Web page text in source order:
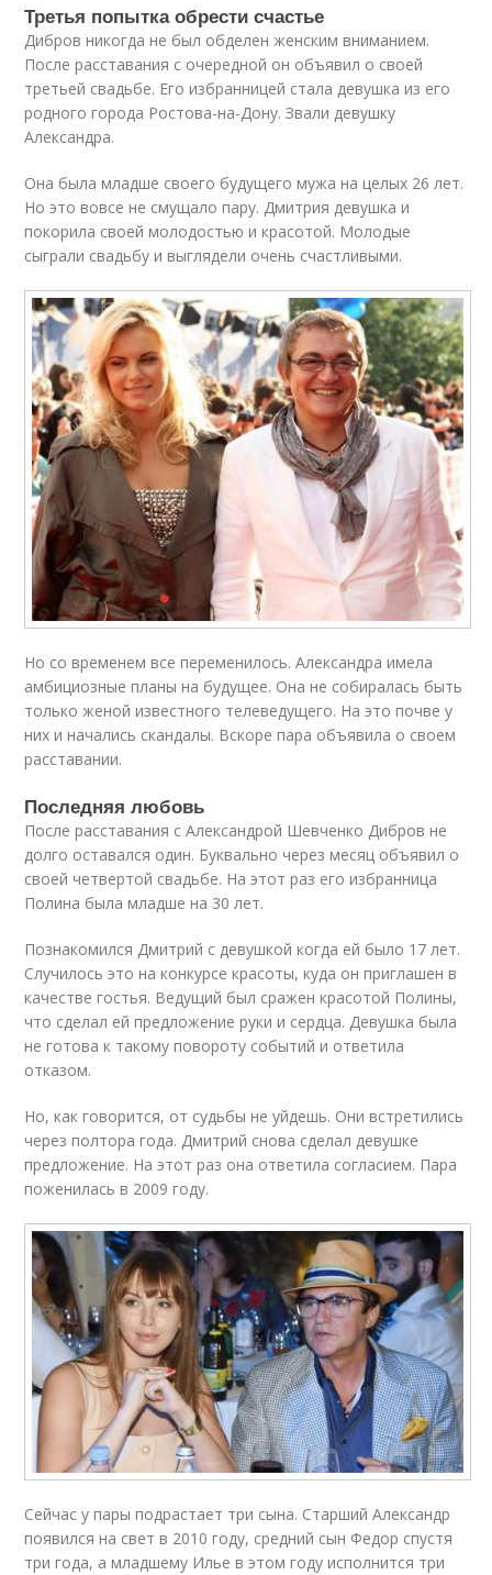
Третья попытка обрести счастье
Дибров никогда не был обделен женским вниманием.
После расставания с очередной он объявил о своей
третьей свадьбе. Его избранницей стала девушка из его
родного города Ростова-на-Дону. Звали девушку
Александра.
Она была младше своего будущего мужа на целых 26 лет.
Но это вовсе не смущало пару. Дмитрия девушка и
покорила своей молодостью и красотой. Молодые
сыграли свадьбу и выглядели очень счастливыми.
Но со временем все переменилось. Александра имела
амбициозные планы на будущее. Она не собиралась быть
только женой известного телеведущего. На это почве у
них и начались скандалы. Вскоре пара объявила о своем
расставании.
Последняя любовь
После расставания с Александрой Шевченко Дибров не
долго оставался один. Буквально через месяц объявил о
своей четвертой свадьбе. На этот раз его избранница
Полина была младше на 30 лет.
Познакомился Дмитрий с девушкой когда ей было 17 лет.
Случилось это на конкурсе красоты, куда он приглашен в
качестве гостья. Ведущий был сражен красотой Полины,
что сделал ей предложение руки и сердца. Девушка была
не готова к такому повороту событий и ответила
отказом.
Но, как говорится, от судьбы не уйдешь. Они встретились
через полтора года. Дмитрий снова сделал девушке
предложение. На этот раз она ответила согласием. Пара
поженилась в 2009 году.
Сейчас у пары подрастает три сына. Старший Александр
появился на свет в 2010 году, средний сын Федор спустя
три года, а младшему Илье в этом году исполнится три